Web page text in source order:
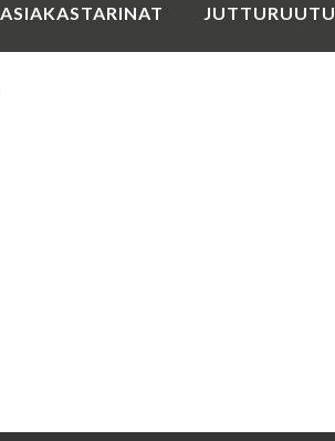
ASIAKASTARINAT JUTTURUUTU